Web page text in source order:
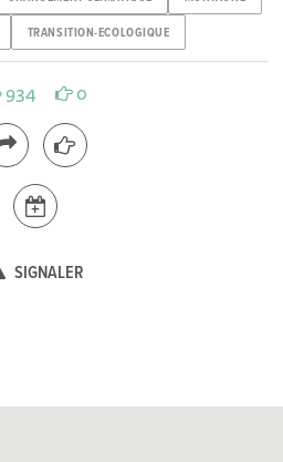
TRANSITION-ECOLOGIQUE
934 0
SIGNALER